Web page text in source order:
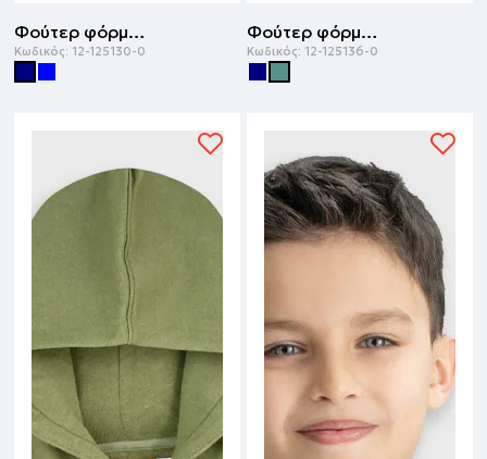
Φούτερ φόρμα με τύπωμα | ΜΑΡΕΝ
Κωδικός: 12-125130-0
Φούτερ φόρμα με απλικέ | ΠΡΑΣΙΝΟ ΤΗΣ ΕΡΗΜΟΥ
Κωδικός: 12-125136-0